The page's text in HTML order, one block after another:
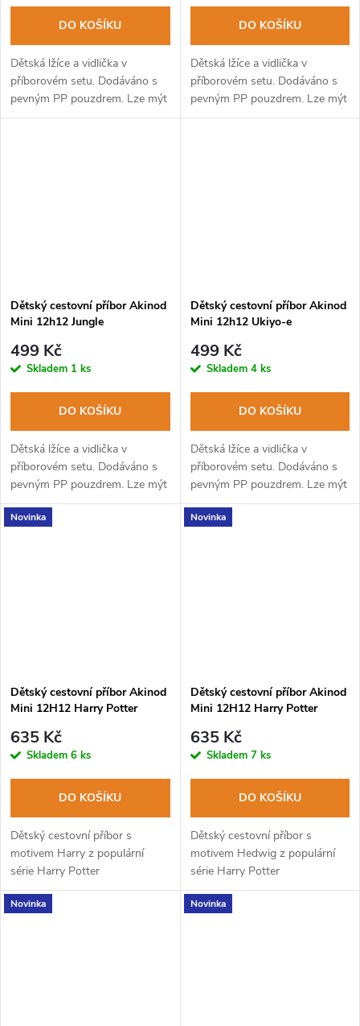
DO KOŠÍKU
Dětská lžíce a vidlička v
příborovém setu. Dodáváno s
pevným PP pouzdrem. Lze mýt
v myčce na nádobí.
DO KOŠÍKU
Dětská lžíce a vidlička v
příborovém setu. Dodáváno s
pevným PP pouzdrem. Lze mýt
v myčce na nádobí.
Dětský cestovní příbor Akinod
Mini 12h12 Jungle
499 Kč
Skladem 1 ks
DO KOŠÍKU
Dětská lžíce a vidlička v
příborovém setu. Dodáváno s
pevným PP pouzdrem. Lze mýt
v myčce na nádobí.
Dětský cestovní příbor Akinod
Mini 12h12 Ukiyo-e
499 Kč
Skladem 4 ks
DO KOŠÍKU
Dětská lžíce a vidlička v
příborovém setu. Dodáváno s
pevným PP pouzdrem. Lze mýt
v myčce na nádobí.
Novinka
Dětský cestovní příbor Akinod
Mini 12H12 Harry Potter
635 Kč
Skladem 6 ks
DO KOŠÍKU
Dětský cestovní příbor s
motivem Harry z populární
série Harry Potter
Novinka
Dětský cestovní příbor Akinod
Mini 12H12 Harry Potter
635 Kč
Skladem 7 ks
DO KOŠÍKU
Dětský cestovní příbor s
motivem Hedwig z populární
série Harry Potter
Novinka Novinka